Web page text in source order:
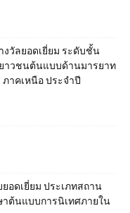
วัลยอดเยี่ยม ระดับชั้น
าวชนต้นแบบด้านมารยาท
าคเหนือ ประจำปี
อดเยี่ยม ประเภทสถาน
ต้นแบบการนิเทศภายใน